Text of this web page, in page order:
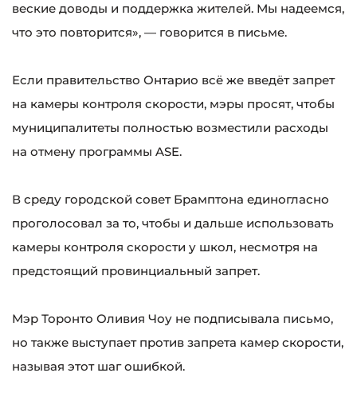
веские доводы и поддержка жителей. Мы надеемся,
что это повторится», — говорится в письме.
Если правительство Онтарио всё же введёт запрет
на камеры контроля скорости, мэры просят, чтобы
муниципалитеты полностью возместили расходы
на отмену программы ASE.
В среду городской совет Брамптона единогласно
проголосовал за то, чтобы и дальше использовать
камеры контроля скорости у школ, несмотря на
предстоящий провинциальный запрет.
Мэр Торонто Оливия Чоу не подписывала письмо,
но также выступает против запрета камер скорости,
называя этот шаг ошибкой.